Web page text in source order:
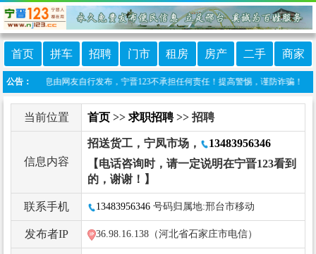
首页 拼车 招聘 门市 租房 房产 二手 商家
公告：
本栏目信息由网友自行发布，宁晋123不承担任何责任！提高警惕，谨防诈骗！做
当前位置 首页 >> 求职招聘>> 招聘
信息内容
招送货工，宁凤市场，
13483956346
【电话咨询时，请一定说明在宁晋123看到
的，谢谢！】
联系手机 13483956346 号码归属地:邢台市移动
发布者IP 36.98.16.138（河北省石家庄市电信）